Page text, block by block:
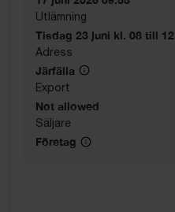
Utlämning
Tisdag 23 juni kl. 08 till 12
Adress
Järfälla
Export
Not allowed
Säljare
Företag